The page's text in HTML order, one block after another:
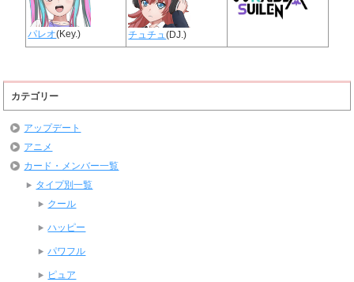
パレオ(Key.) チュチュ(DJ.)
カテゴリー
アップデート
アニメ
カード・メンバー一覧
タイプ別一覧
クール
ハッピー
パワフル
ピュア